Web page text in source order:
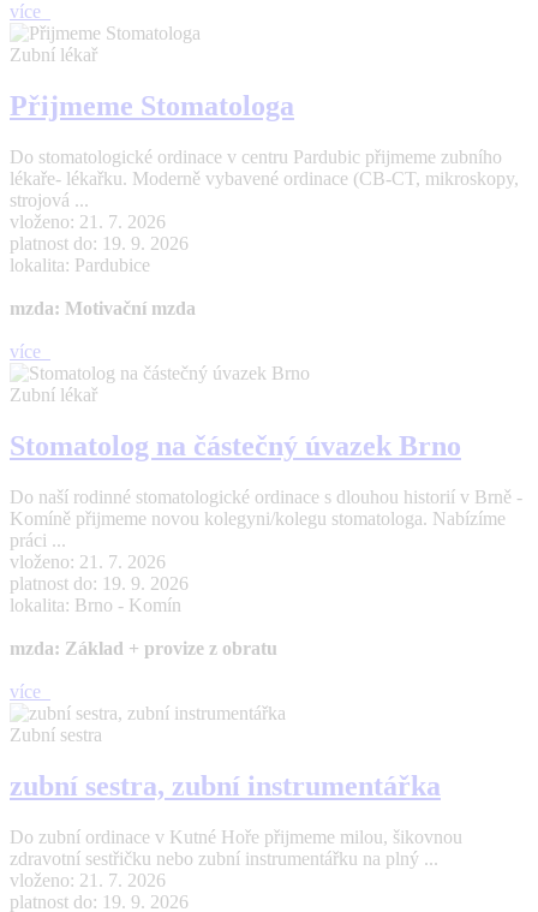
více
Zubní lékař
Přijmeme Stomatologa
Do stomatologické ordinace v centru Pardubic přijmeme zubního
lékaře- lékařku. Moderně vybavené ordinace (CB-CT, mikroskopy,
strojová ...
vloženo: 21. 7. 2026
platnost do: 19. 9. 2026
lokalita: Pardubice
mzda: Motivační mzda
více
Zubní lékař
Stomatolog na částečný úvazek Brno
Do naší rodinné stomatologické ordinace s dlouhou historií v Brně -
Komíně přijmeme novou kolegyni/kolegu stomatologa. Nabízíme
práci ...
vloženo: 21. 7. 2026
platnost do: 19. 9. 2026
lokalita: Brno - Komín
mzda: Základ + provize z obratu
více
Zubní sestra
zubní sestra, zubní instrumentářka
Do zubní ordinace v Kutné Hoře přijmeme milou, šikovnou
zdravotní sestřičku nebo zubní instrumentářku na plný ...
vloženo: 21. 7. 2026
platnost do: 19. 9. 2026